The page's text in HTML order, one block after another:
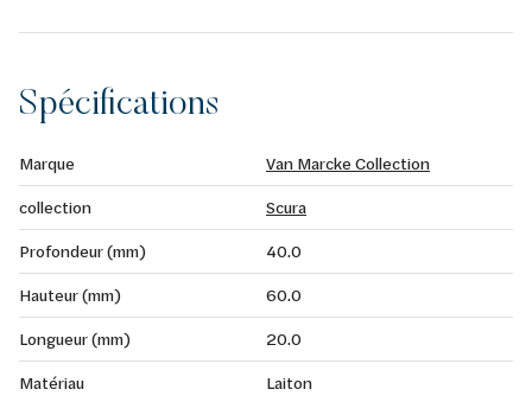
Spécifications
Marque
Van Marcke Collection
collection
Scura
Profondeur (mm)
40.0
Hauteur (mm)
60.0
Longueur (mm)
20.0
Matériau
Laiton